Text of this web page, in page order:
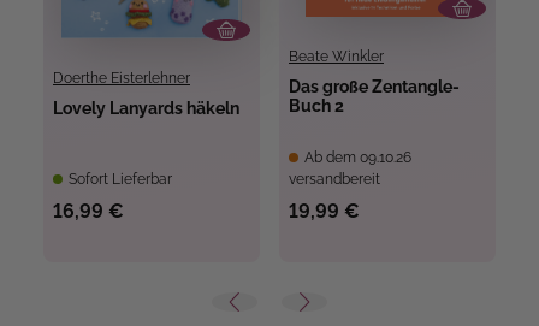
Doerthe Eisterlehner
Lovely Lanyards häkeln
Sofort Lieferbar
16,99 €
Beate Winkler
Das große Zentangle-
Buch 2
Ab dem 09.10.26
versandbereit
19,99 €